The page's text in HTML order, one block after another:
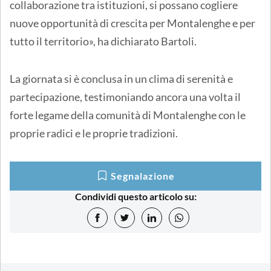
collaborazione tra istituzioni, si possano cogliere
nuove opportunità di crescita per Montalenghe e per
tutto il territorio», ha dichiarato Bartoli.
La giornata si è conclusa in un clima di serenità e
partecipazione, testimoniando ancora una volta il
forte legame della comunità di Montalenghe con le
proprie radici e le proprie tradizioni.
Segnalazione
Condividi questo articolo su: